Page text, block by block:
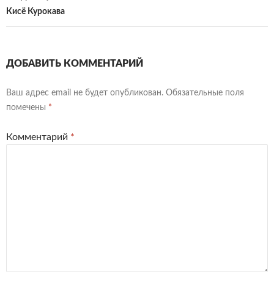
Кисё Курокава
ДОБАВИТЬ КОММЕНТАРИЙ
Ваш адрес email не будет опубликован. Обязательные поля
помечены *
Комментарий *